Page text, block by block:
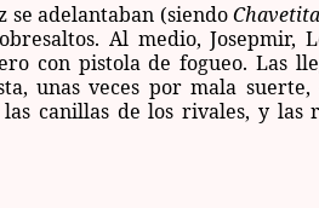
se adelantaban (siendoChavetita
Al medio, Josepmir,
con pistola de fogueo. Las
unas veces por mala
canillas de los rivales, y las